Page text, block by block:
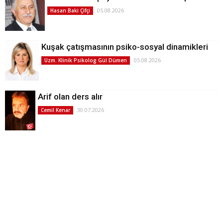
Hasan Baki Çifçi 05.08.2026
Kuşak çatışmasının psiko-sosyal dinamikleri
Uzm. Klinik Psikolog Gül Dümen 05.08.2026
Arif olan ders alır
Cemil Kenar 30.07.2026